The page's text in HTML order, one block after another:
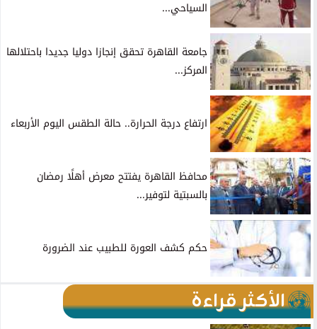
السياحي...
جامعة القاهرة تحقق إنجازا دوليا جديدا باحتلالها
المركز...
ارتفاع درجة الحرارة.. حالة الطقس اليوم الأربعاء
محافظ القاهرة يفتتح معرض أهلًا رمضان
بالسبتية لتوفير...
حكم كشف العورة للطبيب عند الضرورة
الأكثر قراءة